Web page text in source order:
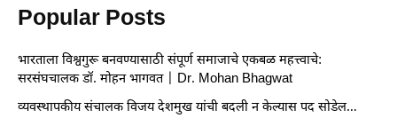
Popular Posts
भारताला विश्वगुरू बनवण्यासाठी संपूर्ण समाजाचे एकबळ महत्त्वाचे:
सरसंघचालक डॉ. मोहन भागवत | Dr. Mohan Bhagwat
व्यवस्थापकीय संचालक विजय देशमुख यांची बदली न केल्यास पद सोडेल…